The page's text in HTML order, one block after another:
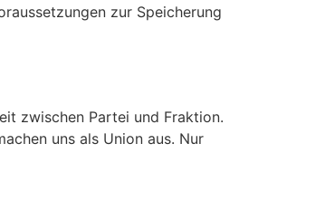
zur Speicherung
zwischen Partei und Fraktion.
uns als Union aus. Nur